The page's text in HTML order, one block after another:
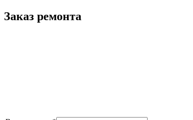
Заказ ремонта